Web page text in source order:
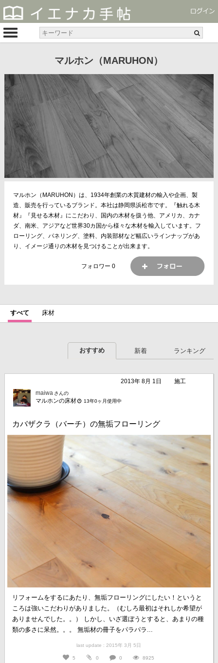
マルホン（MARUHON）
マルホン（MARUHON）は、1934年創業の木質建材の輸入や企画、製
造、販売を行っているブランド。本社は静岡県浜松市です。『触れる木
材』『見せる木材』にこだわり、国内の木材を扱う他、アメリカ、カナ
ダ、南米、アジアなど世界30カ国から様々な木材を輸入しています。フ
ローリング、パネリング、塗料、内装部材など幅広いラインナップがあ
り、イメージ通りの木材を見つけることが出来ます。
フォロワー0
すべて 床材
おすすめ 新着 ランキング
2013年 8月 1日
施工
maiwa さんの
マルホンの床材 13年0ヶ月使用中
カバザクラ（バーチ）の無垢フローリング
リフォームをするにあたり、無垢フローリングにしたい！というと
ころは強いこだわりがありました。（むしろ最初はそれしか希望が
ありませんでした。。） しかし、いざ選ぼうとすると、あまりの種
類の多さに呆然。。。 無垢材の冊子をパラパラ...
last update : 2015年 3月 5日
5 0 0 8925